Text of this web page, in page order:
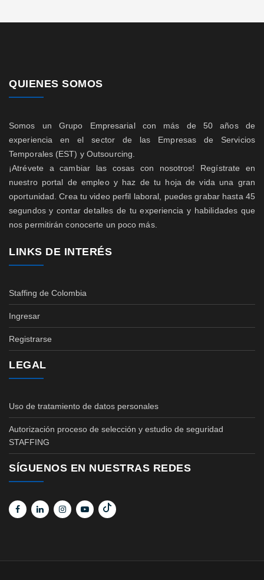
QUIENES SOMOS
Somos un Grupo Empresarial con más de 50 años de
experiencia en el sector de las Empresas de Servicios
Temporales (EST) y Outsourcing.
¡Atrévete a cambiar las cosas con nosotros! Regístrate en
nuestro portal de empleo y haz de tu hoja de vida una gran
oportunidad. Crea tu video perfil laboral, puedes grabar hasta 45
segundos y contar detalles de tu experiencia y habilidades que
nos permitirán conocerte un poco más.
LINKS DE INTERÉS
Staffing de Colombia
Ingresar
Registrarse
LEGAL
Uso de tratamiento de datos personales
Autorización proceso de selección y estudio de seguridad
STAFFING
SÍGUENOS EN NUESTRAS REDES